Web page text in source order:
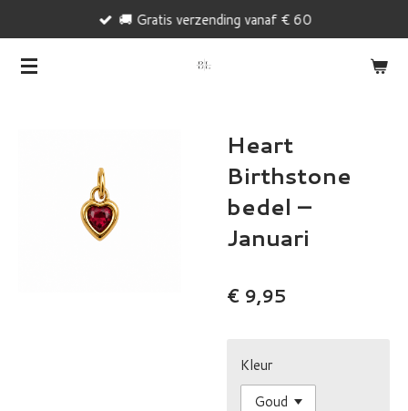
naar
🚚 Gratis verzending vanaf € 60
Heart
Birthstone
bedel –
Januari
€ 9,95
Kleur